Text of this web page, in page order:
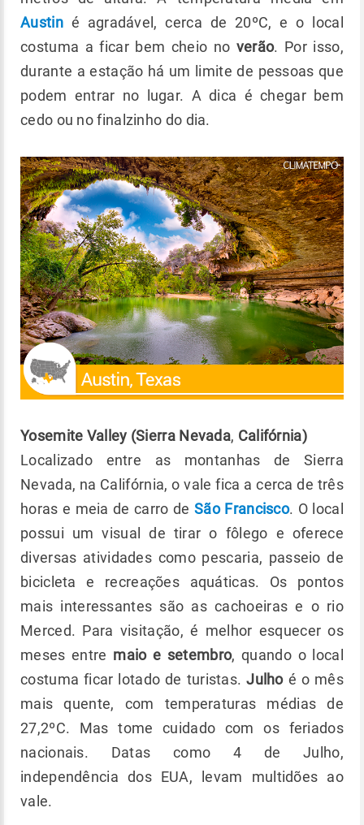
Austiné agradável, cerca de 20ºC, e o local
costuma a ficar bem cheio no verão. Por isso,
durante a estação há um limite de pessoas que
podem entrar no lugar. A dica é chegar bem
cedo ou no finalzinho do dia.
Yosemite Valley (Sierra Nevada, Califórnia)
Localizado entre as montanhas de Sierra
Nevada, na Califórnia, o vale fica a cerca de três
horas e meia de carro deSão Francisco. O local
possui um visual de tirar o fôlego e oferece
diversas atividades como pescaria, passeio de
bicicleta e recreações aquáticas. Os pontos
mais interessantes são as cachoeiras e o rio
Merced. Para visitação, é melhor esquecer os
meses entre maio e setembro, quando o local
costuma ficar lotado de turistas.Julhoé o mês
mais quente, com temperaturas médias de
27,2ºC. Mas tome cuidado com os feriados
nacionais. Datas como 4 de Julho,
independência dos EUA, levam multidões ao
vale.